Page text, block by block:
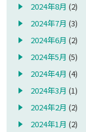
2024年8月 (2)
2024年7月 (3)
2024年6月 (2)
2024年5月 (5)
2024年4月 (4)
2024年3月 (1)
2024年2月 (2)
2024年1月 (2)